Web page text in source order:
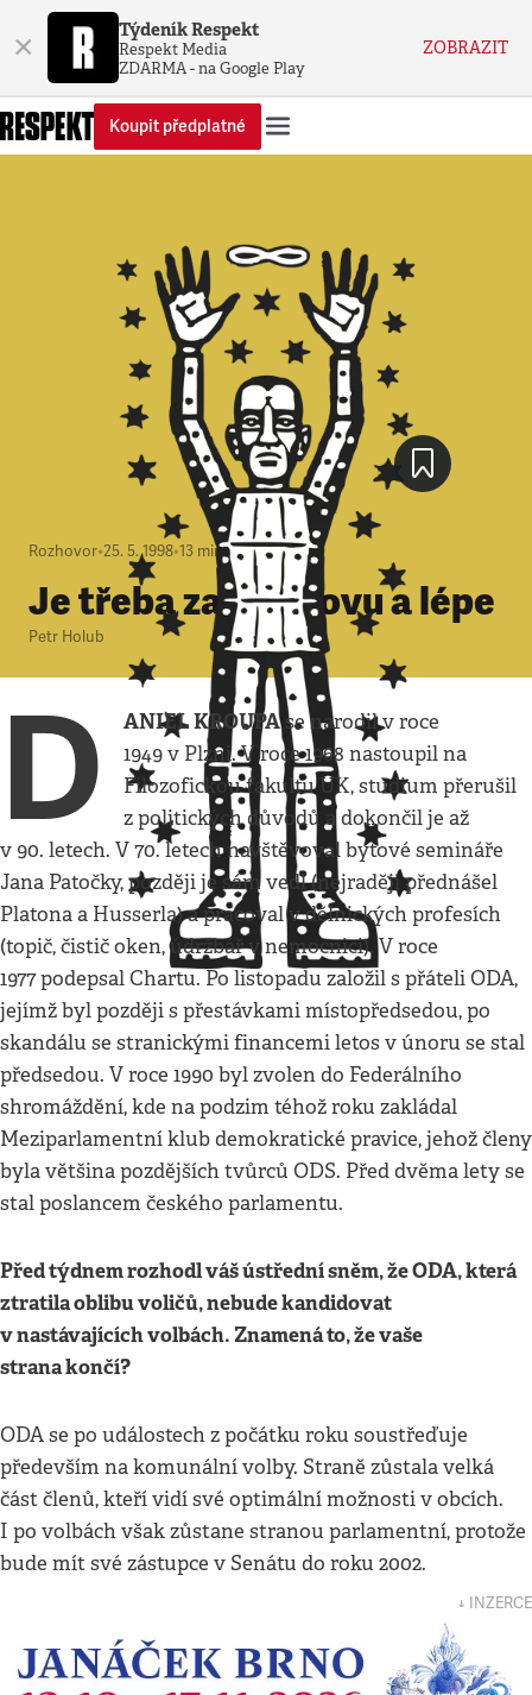
× Týdeník Respekt
Respekt Media
ZDARMA - na Google Play
ZOBRAZIT
Koupit předplatné
Rozhovor•25. 5. 1998•13 minut
Je třeba začít znovu a lépe
Petr Holub
D ANIEL KROUPAse narodil v roce
1949 v Plzni. V roce 1968 nastoupil na
Filozofickou fakultu UK, studium přerušil
z politických důvodů a dokončil je až
v 90. letech. V 70. letech navštěvoval bytové semináře
Jana Patočky, později je sám vedl (nejraději přednášel
Platona a Husserla) a pracoval v dělnických profesích
(topič, čistič oken, údržbář v nemocnici). V roce
1977 podepsal Chartu. Po listopadu založil s přáteli ODA,
jejímž byl později s přestávkami místopředsedou, po
skandálu se stranickými financemi letos v únoru se stal
předsedou. V roce 1990 byl zvolen do Federálního
shromáždění, kde na podzim téhož roku zakládal
Meziparlamentní klub demokratické pravice, jehož členy
byla většina pozdějších tvůrců ODS. Před dvěma lety se
stal poslancem českého parlamentu.
Před týdnem rozhodl váš ústřední sněm, že ODA, která
ztratila oblibu voličů, nebude kandidovat
v nastávajících volbách. Znamená to, že vaše
strana končí?
ODA se po událostech z počátku roku soustřeďuje
především na komunální volby. Straně zůstala velká
část členů, kteří vidí své optimální možnosti v obcích.
I po volbách však zůstane stranou parlamentní, protože
bude mít své zástupce v Senátu do roku 2002.
↓ INZERCE